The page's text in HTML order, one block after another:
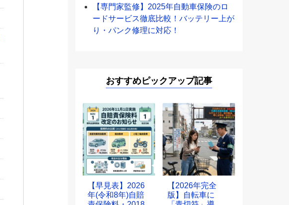
【専門家監修】2025年自動車保険のロ
ードサービス徹底比較！バッテリー上が
り・パンク修理に対応！
おすすめピックアップ記事
【早見表】2026
年(令和8年)自賠
【2026年完全
版】自転車に